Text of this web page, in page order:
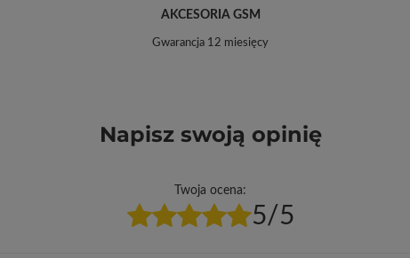
AKCESORIA GSM
Gwarancja 12 miesięcy
Napisz swoją opinię
Twoja ocena:
5/5